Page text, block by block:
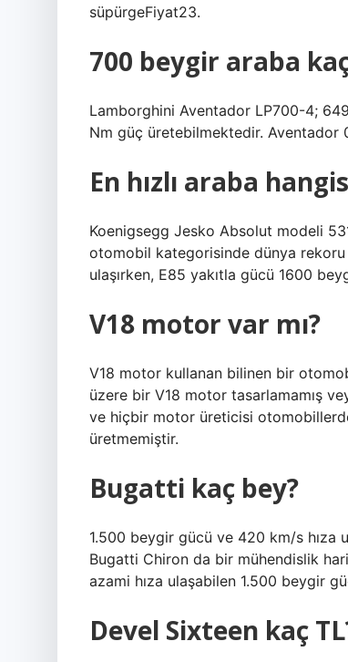
süpürgeFiyat23.
700 beygir araba
Lamborghini Aventador LP700-4;
Nm güç üretebilmektedir. Aventador
En hızlı araba
Koenigsegg Jesko Absolut modeli
otomobil kategorisinde dünya
ulaşırken, E85 yakıtla gücü 1600
V18 motor var mı?
V18 motor kullanan bilinen bir
üzere bir V18 motor tasarlamamış
ve hiçbir motor üreticisi
üretmemiştir.
Bugatti kaç bey?
1.500 beygir gücü ve 420 km/s hıza
Bugatti Chiron da bir mühendislik
azami hıza ulaşabilen 1.500 beygir
Devel Sixteen kaç